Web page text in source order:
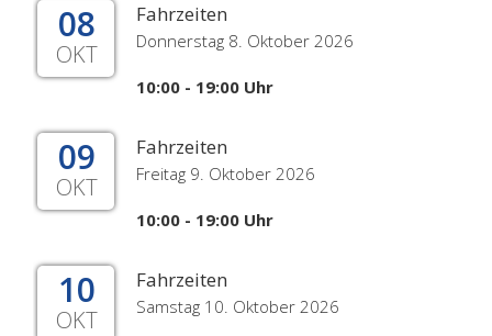
08
OKT
Fahrzeiten
Donnerstag 8. Oktober 2026
10:00 - 19:00 Uhr
09
OKT
Fahrzeiten
Freitag 9. Oktober 2026
10:00 - 19:00 Uhr
10
OKT
Fahrzeiten
Samstag 10. Oktober 2026